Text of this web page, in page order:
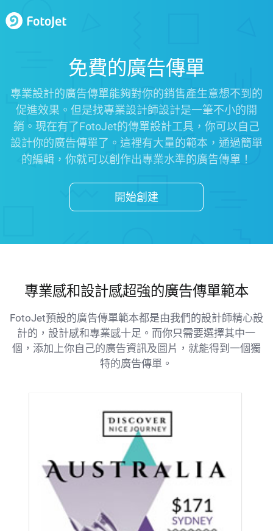
免費的廣告傳單
專業設計的廣告傳單能夠對你的銷售產生意想不到的
促進效果。但是找專業設計師設計是一筆不小的開
銷。現在有了FotoJet的傳單設計工具，你可以自己
設計你的廣告傳單了。這裡有大量的範本，通過簡單
的編輯，你就可以創作出專業水準的廣告傳單！
開始創建
專業感和設計感超強的廣告傳單範本
FotoJet預設的廣告傳單範本都是由我們的設計師精心設
計的，設計感和專業感十足。而你只需要選擇其中一
個，添加上你自己的廣告資訊及圖片，就能得到一個獨
特的廣告傳單。